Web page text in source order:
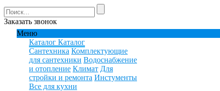
Заказать звонок
Меню
Каталог Каталог
Сантехника Комплектующие
для сантехники Водоснабжение
и отопление Климат Для
стройки и ремонта Инстументы
Все для кухни